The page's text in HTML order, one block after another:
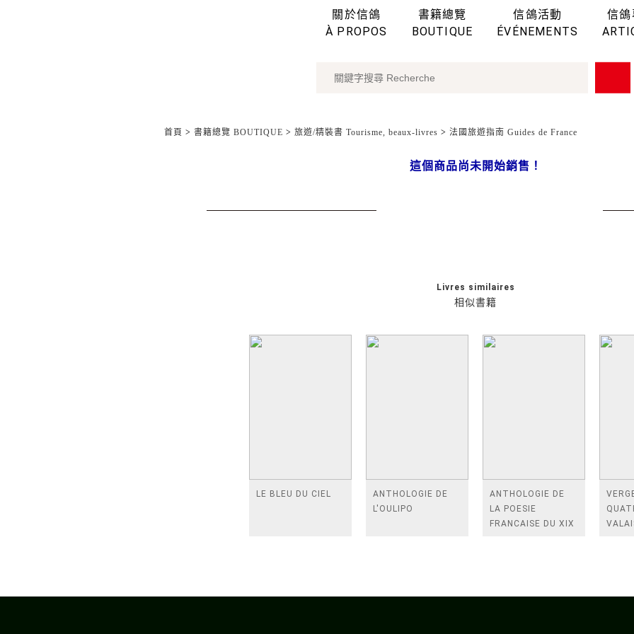
關於信鴿
À PROPOS
書籍總覽
BOUTIQUE
信鴿活動
ÉVÉNEMENTS
信鴿
首頁 > 書籍總覽 BOUTIQUE > 旅遊/精裝書 Tourisme, beaux-livres > 法國旅遊指南 Guides de France
這個商品尚未開始銷售！
相似書籍
Livres similaires
LE BLEU DU CIEL
ANTHOLOGIE DE
L'OULIPO
ANTHOLOGIE DE
LA POESIE
FRANCAISE DU XIX